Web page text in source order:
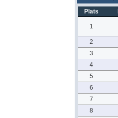
Plats
1
2
3
4
5
6
7
8